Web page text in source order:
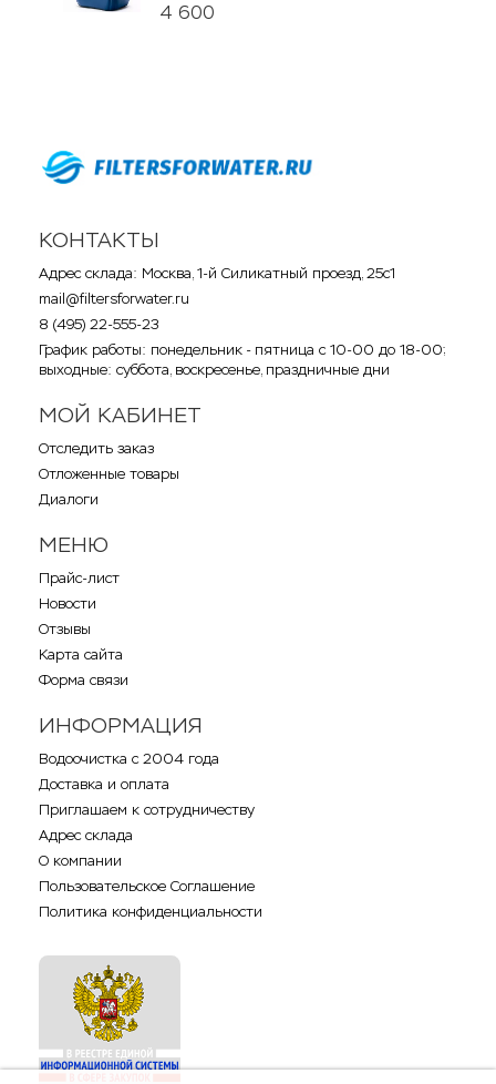
4 600
КОНТАКТЫ
Адрес склада: Москва, 1-й Силикатный проезд, 25с1
mail@filtersforwater.ru
8 (495) 22-555-23
График работы: понедельник - пятница с 10-00 до 18-00;
выходные: суббота, воскресенье, праздничные дни
МОЙ КАБИНЕТ
Отследить заказ
Отложенные товары
Диалоги
МЕНЮ
Прайс-лист
Новости
Отзывы
Карта сайта
Форма связи
ИНФОРМАЦИЯ
Водоочистка с 2004 года
Доставка и оплата
Приглашаем к сотрудничеству
Адрес склада
О компании
Пользовательское Соглашение
Политика конфиденциальности